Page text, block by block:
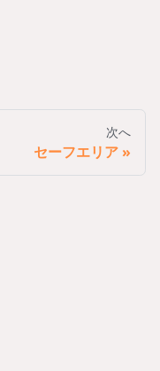
次へ
セーフエリア